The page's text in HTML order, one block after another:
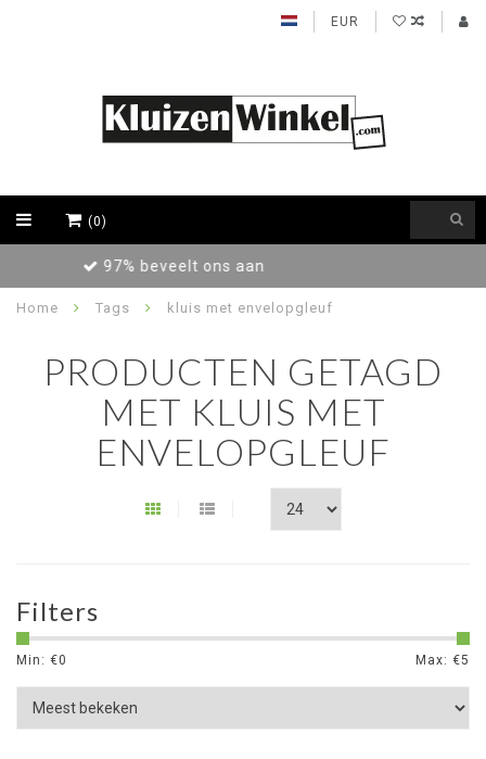
EUR
(0)
Achteraf betalen / Factuur levering
Home Tags kluis met envelopgleuf
PRODUCTEN GETAGD
MET KLUIS MET
ENVELOPGLEUF
Filters
Min: €0 Max: €5